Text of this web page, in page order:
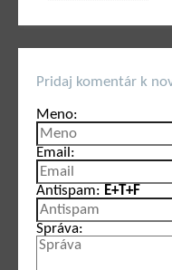
Pridaj komentár k
Meno:
Email:
Antispam: E+T+F
Správa: